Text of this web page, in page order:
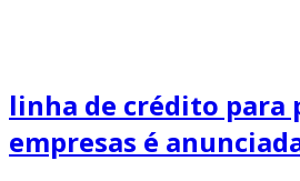
linha de crédito para
empresas é